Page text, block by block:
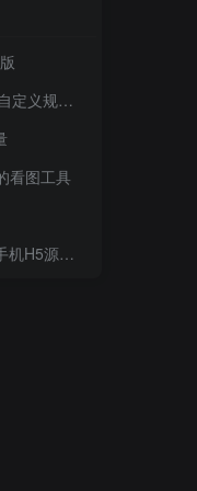
，跨平台下载
看图工具
卡密功能